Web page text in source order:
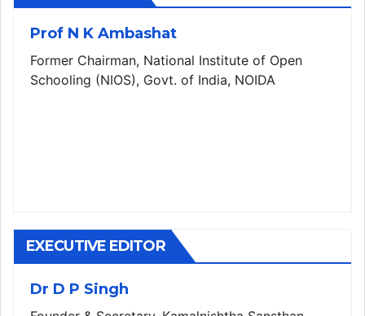
Prof N K Ambashat
Former Chairman, National Institute of Open
Schooling (NIOS), Govt. of India, NOIDA
EXECUTIVE EDITOR
Dr D P Singh